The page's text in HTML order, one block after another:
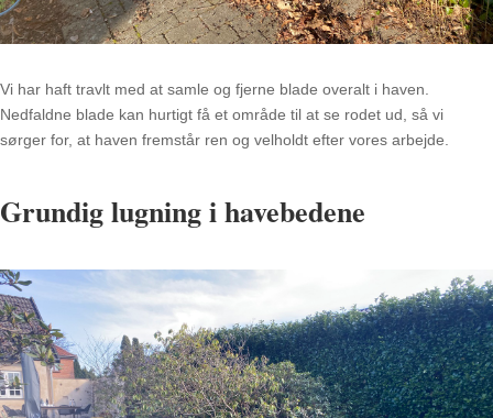
Vi har haft travlt med at samle og fjerne blade overalt i haven.
Nedfaldne blade kan hurtigt få et område til at se rodet ud, så vi
sørger for, at haven fremstår ren og velholdt efter vores arbejde.
Grundig lugning i havebedene